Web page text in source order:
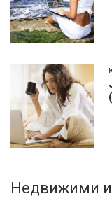
Недвижими